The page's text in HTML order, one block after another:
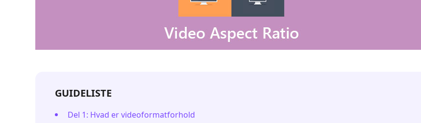
GUIDELISTE
Del 1: Hvad er videoformatforhold